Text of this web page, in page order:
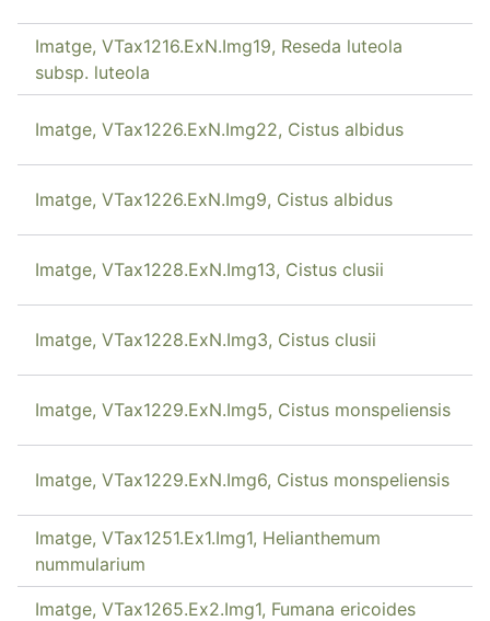
Imatge, VTax1216.ExN.Img19, Reseda luteola
subsp. luteola
Imatge, VTax1226.ExN.Img22, Cistus albidus
Imatge, VTax1226.ExN.Img9, Cistus albidus
Imatge, VTax1228.ExN.Img13, Cistus clusii
Imatge, VTax1228.ExN.Img3, Cistus clusii
Imatge, VTax1229.ExN.Img5, Cistus monspeliensis
Imatge, VTax1229.ExN.Img6, Cistus monspeliensis
Imatge, VTax1251.Ex1.Img1, Helianthemum
nummularium
Imatge, VTax1265.Ex2.Img1, Fumana ericoides